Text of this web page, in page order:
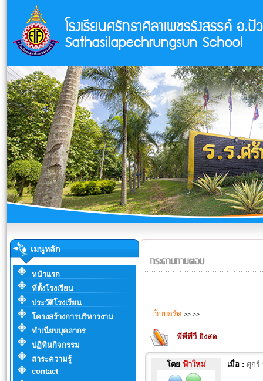
เมนูหลัก
หน้าแรก
ที่ตั้งโรงเรียน
ประวัติโรงเรียน
โครงสร้างการบริหารงาน
ทำเนียบบุคลากร
ปฏิทินกิจกรรม
สาระความรู้
contact
เว็บบอร์ด >> >>
พีพีทีวี ยิงสด
โดย ฟ้าใหม่ เมื่อ : ศุกร์